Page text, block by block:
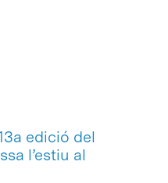
edició del
l’estiu al